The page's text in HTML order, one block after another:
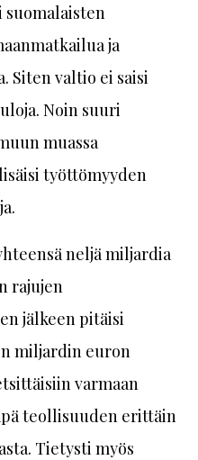
ja
Siten valtio ei saisi
Noin suuri
muassa
työttömyyden
neljä miljardia
rajujen
jälkeen pitäisi
miljardin euron
varmaan
teollisuuden erittäin
Tietysti myös